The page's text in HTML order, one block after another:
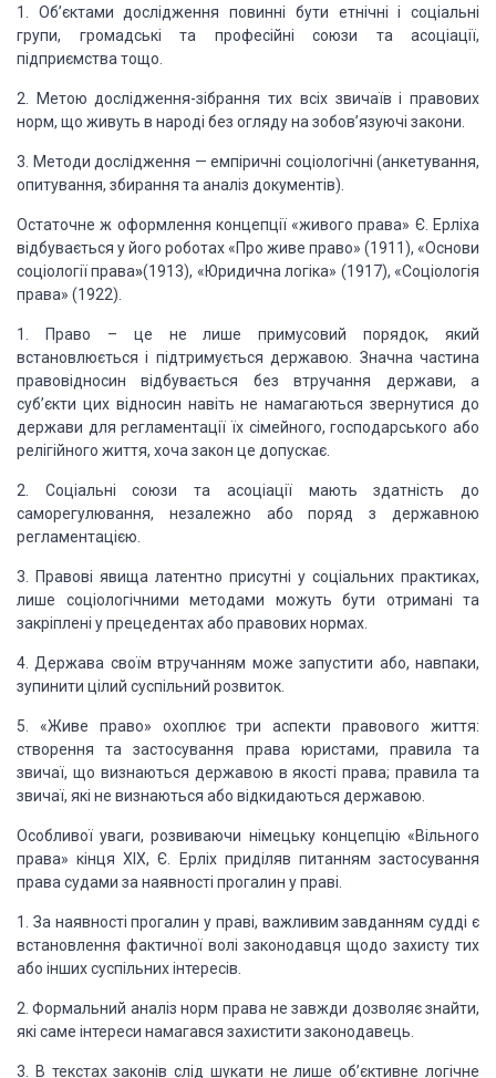
1. Об’єктами дослідження повинні бути етнічні і соціальні
групи, громадські та про­фесійні союзи та асоціації,
підприємства тощо.
2. Метою досліджен­ня-зібрання тих всіх звичаїв і правових
норм, що живуть в народі без огляду на зобов’язуючі закони.
3. Методи дослідження — емпіричні соціологічні (анкетування,
опитування, збирання та аналіз документів).
Остаточне ж оформлення концепції «живого права» Є. Ерліха
відбувається у його роботах «Про живе право» (1911), «Основи
соціології права»(1913), «Юридична логіка» (1917), «Соціологія
права» (1922).
1.
Право – це не лише примусовий порядок, який
встановлюється і під­тримується державою. Значна частина
правовідносин відбувається без втручання держави, а
суб’єкти цих відносин навіть не намагаються звернутися до
держави для регламентації їх сімейного, господарсько­го або
релігійного життя, хоча закон це допускає.
2. Соціальні союзи та асоціації мають здатність до
саморегулювання, незалежно або по­ряд з державною
регламентацією.
3. Правові явища латентно присутні у соціальних практиках,
лише соціологічними методами можуть бути отримані та
закріплені у прецедентах або правових нормах.
4. Держава своїм втручанням може запустити або, навпаки,
зупинити цілий суспіль­ний розвиток.
5. «Живе право» охоплює три аспекти правового життя:
створення та застосування права юристами, правила та
звичаї, що ви­знаються державою в якості права; правила та
звичаї, які не визнаються або відкидаються державою.
Особливої уваги, розвиваючи німецьку концепцію «Вільного
права» кінця XIX, Є. Ерліх приділяв питанням застосування
права судами за на­явності прогалин у праві.
1. За наявності прогалин у праві, важливим завданням судді є
встановлення фактичної волі законодавця щодо за­хисту тих
або інших суспільних інтересів.
2. Формальний аналіз норм права не завжди дозволяє знайти,
які саме інтереси намагався захистити законодавець.
3. В текстах законів слід шукати не лише об’єктивне ло­гічне